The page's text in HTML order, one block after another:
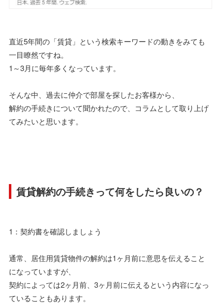
直近5年間の「賃貸」という検索キーワードの動きをみても
一目瞭然ですね。
1～3月に毎年多くなっています。
そんな中、過去に仲介で部屋を探したお客様から、
解約の手続きについて聞かれたので、コラムとして取り上げ
てみたいと思います。
賃貸解約の手続きって何をしたら良いの？
1：契約書を確認しましょう
通常、居住用賃貸物件の解約は1ヶ月前に意思を伝えること
になっていますが、
契約によっては2ヶ月前、3ヶ月前に伝えるという内容になっ
ていることもあります。